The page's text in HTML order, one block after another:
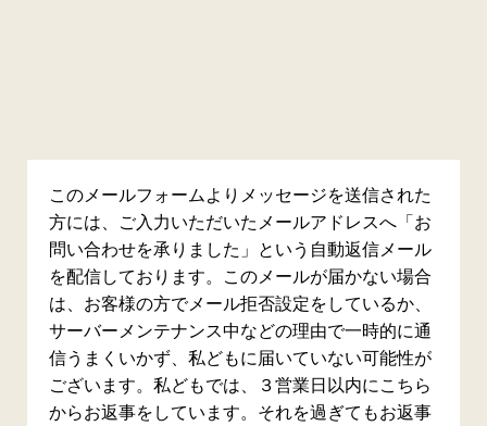
このメールフォームよりメッセージを送信された
方には、ご入力いただいたメールアドレスへ「お
問い合わせを承りました」という自動返信メール
を配信しております。このメールが届かない場合
は、お客様の方でメール拒否設定をしているか、
サーバーメンテナンス中などの理由で一時的に通
信うまくいかず、私どもに届いていない可能性が
ございます。私どもでは、３営業日以内にこちら
からお返事をしています。それを過ぎてもお返事